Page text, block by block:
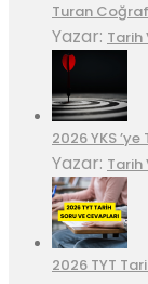
Turan
Yazar: Tarih
2026 YKS
Yazar: Tarih
2026 TYT